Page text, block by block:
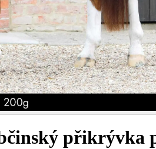
přikrývka